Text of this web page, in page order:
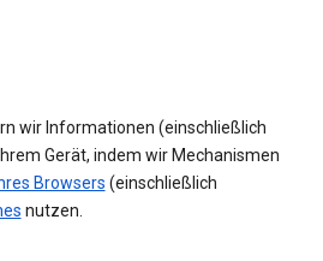
wir Informationen (einschließlich
Gerät, indem wir Mechanismen
Browsers (einschließlich
nutzen.